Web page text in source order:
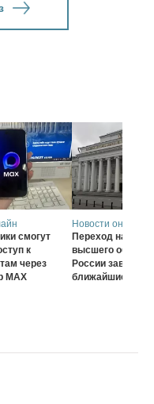
смогут
к
через
MAX
Новости онлайн
Переход на
высшего
России
ближайшие три